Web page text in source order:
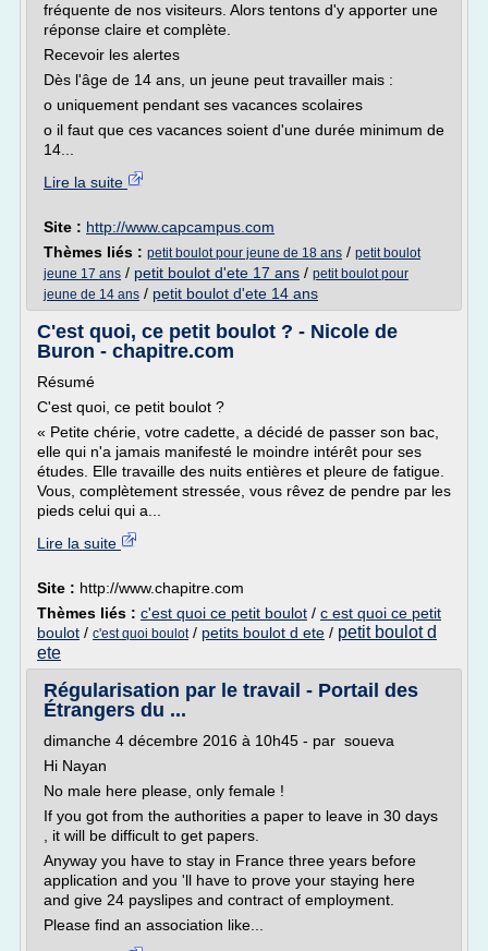
fréquente de nos visiteurs. Alors tentons d'y apporter une
réponse claire et complète.
Recevoir les alertes
Dès l'âge de 14 ans, un jeune peut travailler mais :
o uniquement pendant ses vacances scolaires
o il faut que ces vacances soient d'une durée minimum de
14...
Lire la suite
Site : http://www.capcampus.com
Thèmes liés : petit boulot pour jeune de 18 ans / petit boulot
jeune 17 ans / petit boulot d'ete 17 ans / petit boulot pour
jeune de 14 ans / petit boulot d'ete 14 ans
C'est quoi, ce petit boulot ? - Nicole de
Buron - chapitre.com
Résumé
C'est quoi, ce petit boulot ?
« Petite chérie, votre cadette, a décidé de passer son bac,
elle qui n'a jamais manifesté le moindre intérêt pour ses
études. Elle travaille des nuits entières et pleure de fatigue.
Vous, complètement stressée, vous rêvez de pendre par les
pieds celui qui a...
Lire la suite
Site : http://www.chapitre.com
Thèmes liés : c'est quoi ce petit boulot / c est quoi ce petit
boulot / c'est quoi boulot/ petits boulot d ete / petit boulot d
ete
Régularisation par le travail - Portail des
Étrangers du ...
dimanche 4 décembre 2016 à 10h45 - par soueva
Hi Nayan
No male here please, only female !
If you got from the authorities a paper to leave in 30 days
, it will be difficult to get papers.
Anyway you have to stay in France three years before
application and you 'll have to prove your staying here
and give 24 payslipes and contract of employment.
Please find an association like...